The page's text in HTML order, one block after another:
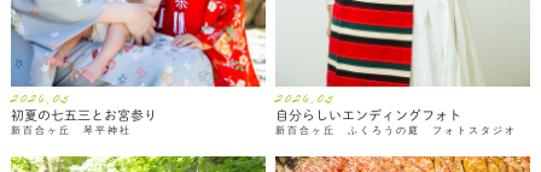
2026.05
初夏の七五三とお宮参り
新百合ヶ丘 琴平神社
2026.05
自分らしいエンディングフォト
新百合ヶ丘 ふくろうの庭 フォトスタジオ